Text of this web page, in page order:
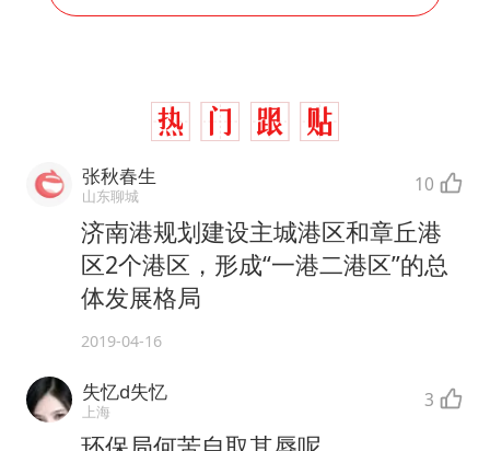
张秋春生
山东聊城 10
济南港规划建设主城港区和章丘港
区2个港区，形成“一港二港区”的总
体发展格局
2019-04-16
失忆d失忆
上海 3